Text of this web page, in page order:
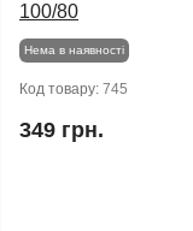
100/80
Нема в наявності
Код товару: 745
349 грн.